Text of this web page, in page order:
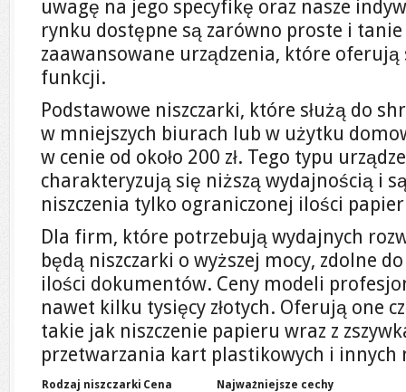
uwagę na jego specyfikę oraz nasze
rynku dostępne są zarówno proste i
zaawansowane urządzenia, które oferują
funkcji.
Podstawowe niszczarki, które służą do
w mniejszych biurach lub w użytku
w cenie od około 200 zł. Tego typu
charakteryzują się niższą wydajnością i
niszczenia tylko ograniczonej ilości
Dla firm, które potrzebują wydajnych
będą niszczarki o wyższej mocy, zdolne
ilości dokumentów. Ceny modeli
nawet kilku tysięcy złotych. Oferują one
takie jak niszczenie papieru wraz z
przetwarzania kart plastikowych i innych
Rodzaj niszczarki Cena
Najważniejsze cechy